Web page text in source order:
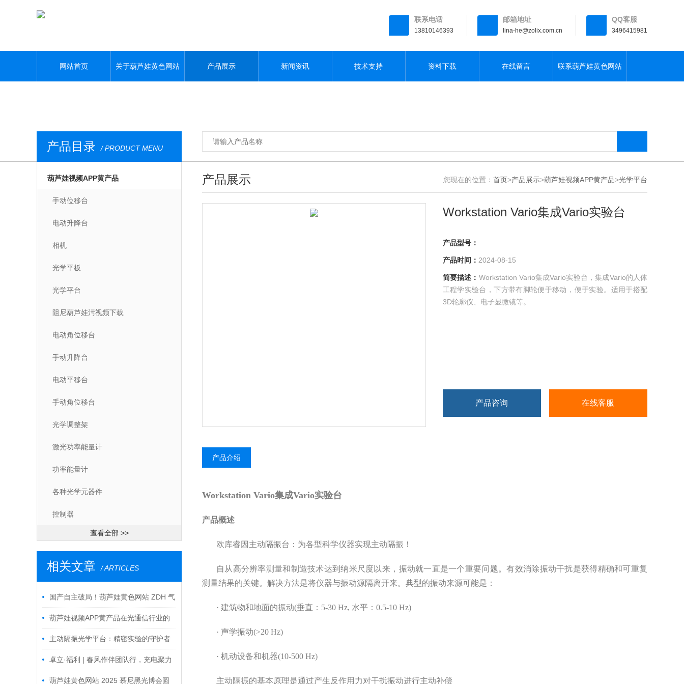
联系电话
13810146393
邮箱地址
lina-he@zolix.com.cn
QQ客服
3496415981
网站首页 关于葫芦娃黄色网站 产品展示 新闻资讯 技术支持 资料下载 在线留言 联系葫芦娃黄色网站
产品目录 / PRODUCT MENU
葫芦娃视频APP黄产品
手动位移台
电动升降台
相机
光学平板
光学平台
阻尼葫芦娃污视频下载
电动角位移台
手动升降台
电动平移台
手动角位移台
光学调整架
激光功率能量计
功率能量计
各种光学元器件
控制器
查看全部 >>
相关文章 / ARTICLES
国产自主破局！葫芦娃黄色网站 ZDH 气
浮隔振腿攻克贸易壁垒，赋能精密制造新
高度
葫芦娃视频APP黄产品在光通信行业的
部分应用
主动隔振光学平台：精密实验的守护者
卓立·福利 | 春风作伴团队行，充电聚力
启新章
葫芦娃黄色网站 2025 慕尼黑光博会圆
产品展示 您现在的位置： 首页>产品展示>葫芦娃视频APP黄产品>光学平台
Workstation Vario集成Vario实验台
产品型号：
产品时间： 2024-08-15
简要描述： Workstation Vario集成Vario实验台，集成Vario的人体
工程学实验台，下方带有脚轮便于移动，便于实验。适用于搭配
3D轮廓仪、电子显微镜等。
产品咨询 在线客服
产品介绍
Workstation Vario集成Vario实验台
产品概述
欧库睿因主动隔振台：为各型科学仪器实现主动隔振！
自从高分辨率测量和制造技术达到纳米尺度以来，振动就一直是一个重要问题。有效消除振动干扰是获得精确和可重复
测量结果的关键。解决方法是将仪器与振动源隔离开来。典型的振动来源可能是：
· 建筑物和地面的振动(垂直：5-30 Hz, 水平：0.5-10 Hz)
· 声学振动(>20 Hz)
· 机动设备和机器(10-500 Hz)
主动隔振的基本原理是通过产生反作用力对干扰振动进行主动补偿